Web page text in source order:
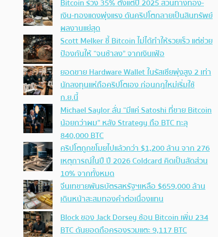
Bitcoin ร่วง 35% ตั้งแต่ปี 2025 สวนทางทอง-
เงิน-ทองแดงพุ่งแรง ดันคริปโตกลายเป็นสินทรัพย์
ผลงานแย่สุด
Scott Melker ชี้ Bitcoin ไม่ได้ทำให้รวยเร็ว แต่ช่วย
ป้องกันให้ “จนช้าลง” จากเงินเฟ้อ
ยอดขาย Hardware Wallet ในรัสเซียพุ่งสูง 2 เท่า
นักลงทุนแห่ถือคริปโตเอง ก่อนกฎใหม่เริ่มใช้
ก.ย.นี้
Michael Saylor ลั่น “มีแค่ Satoshi ที่ขาย Bitcoin
น้อยกว่าผม” หลัง Strategy ถือ BTC ทะลุ
840,000 BTC
คริปโตถูกขโมยไปแล้วกว่า $1,200 ล้าน จาก 276
เหตุการณ์ในปี ปี 2026 Coldcard คิดเป็นสัดส่วน
10% จากทั้งหมด
จีนเทขายพันธบัตรสหรัฐฯเหลือ $659,000 ล้าน
เดินหน้าสะสมทองคำต่อเนื่องแทน
Block ของ Jack Dorsey ช้อน Bitcoin เพิ่ม 234
BTC ดันยอดถือครองรวมแตะ 9,117 BTC